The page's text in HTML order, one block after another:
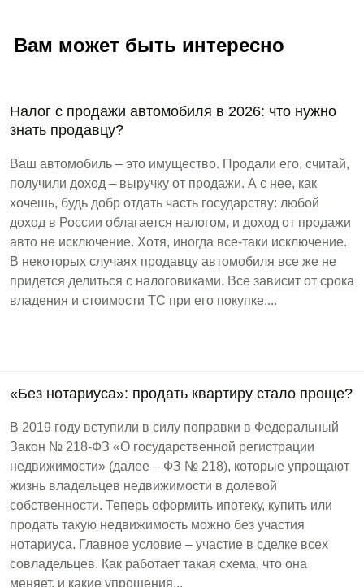
Вам может быть интересно
Налог с продажи автомобиля в 2026: что нужно
знать продавцу?
Ваш автомобиль – это имущество. Продали его, считай,
получили доход – выручку от продажи. А с нее, как
хочешь, будь добр отдать часть государству: любой
доход в России облагается налогом, и доход от продажи
авто не исключение. Хотя, иногда все-таки исключение.
В некоторых случаях продавцу автомобиля все же не
придется делиться с налоговиками. Все зависит от срока
владения и стоимости ТС при его покупке....
«Без нотариуса»: продать квартиру стало проще?
В 2019 году вступили в силу поправки в Федеральный
Закон № 218-ФЗ «О государственной регистрации
недвижимости» (далее – ФЗ № 218), которые упрощают
жизнь владельцев недвижимости в долевой
собственности. Теперь оформить ипотеку, купить или
продать такую недвижимость можно без участия
нотариуса. Главное условие – участие в сделке всех
совладельцев. Как работает такая схема, что она
меняет, и какие упрощения...